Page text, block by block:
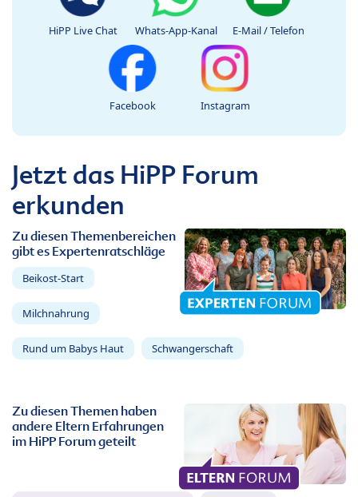
HiPP Live Chat Whats-App-Kanal E-Mail / Telefon
Facebook Instagram
Jetzt das HiPP Forum
erkunden
Zu diesen Themenbereichen
gibt es Expertenratschläge
Beikost-Start
Milchnahrung
Rund um Babys Haut Schwangerschaft
Zu diesen Themen haben
andere Eltern Erfahrungen
im HiPP Forum geteilt